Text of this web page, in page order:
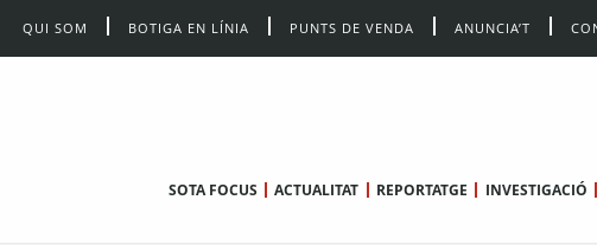
QUI SOM BOTIGA EN LÍNIA PUNTS DE VENDA ANUNCIA’T
SOTA FOCUS ACTUALITAT REPORTATGE INVESTIGACIÓ